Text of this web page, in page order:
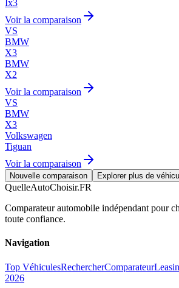
Ix3
Voir la comparaison
VS
BMW
X3
BMW
X2
Voir la comparaison
VS
BMW
X3
Volkswagen
Tiguan
Voir la comparaison
Nouvelle comparaison Explorer plus de
QuelleAutoChoisir.FR
Comparateur automobile indépendant pour
toute confiance.
Navigation
Top VéhiculesRechercherComparateur
2026